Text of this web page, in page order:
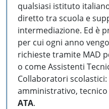
qualsiasi istituto
diretto tra scuola e
intermediazione. Ed è
per cui ogni anno
richieste tramite MAD
o come Assistenti
Collaboratori
amministrativo,
ATA.